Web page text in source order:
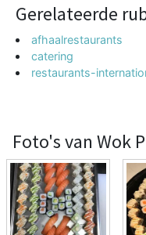
Gerelateerde
afhaalrestaurants
catering
restaurants-
Foto's van Wok